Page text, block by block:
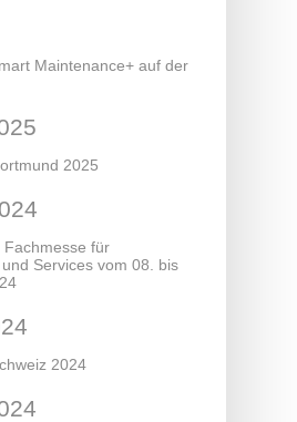
Maintenance+ auf der
2025
Fachmesse für
Services vom 08. bis
2024